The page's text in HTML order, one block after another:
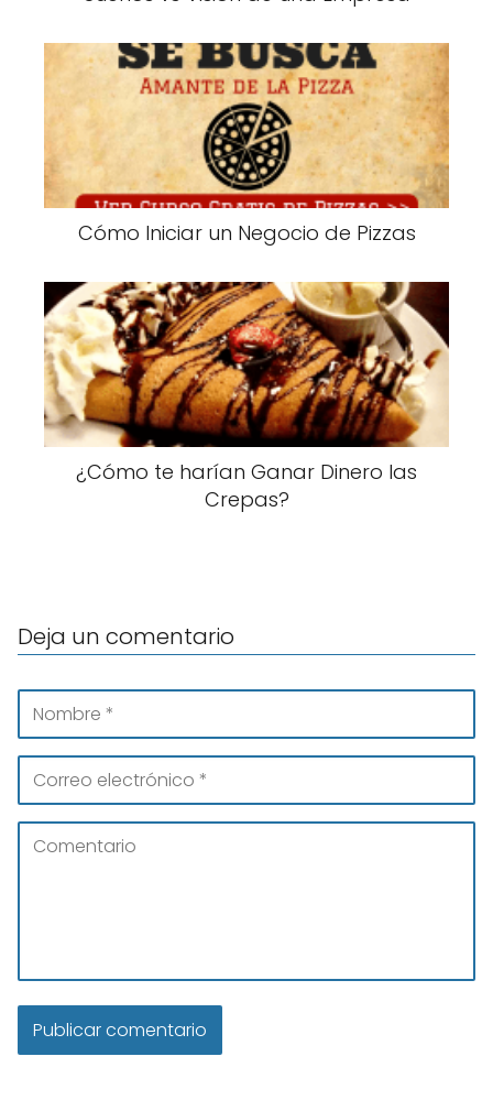
Cómo Iniciar un Negocio de Pizzas
¿Cómo te harían Ganar Dinero las
Crepas?
Deja un comentario